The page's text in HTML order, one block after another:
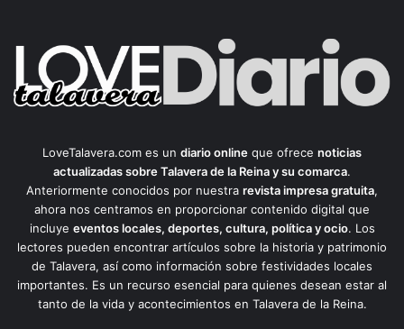
LoveTalavera.com es un diario online que ofrece noticias
actualizadas sobre Talavera de la Reina y su comarca.
Anteriormente conocidos por nuestra revista impresa gratuita,
ahora nos centramos en proporcionar contenido digital que
incluye eventos locales, deportes, cultura, política y ocio. Los
lectores pueden encontrar artículos sobre la historia y patrimonio
de Talavera, así como información sobre festividades locales
importantes. Es un recurso esencial para quienes desean estar al
tanto de la vida y acontecimientos en Talavera de la Reina.